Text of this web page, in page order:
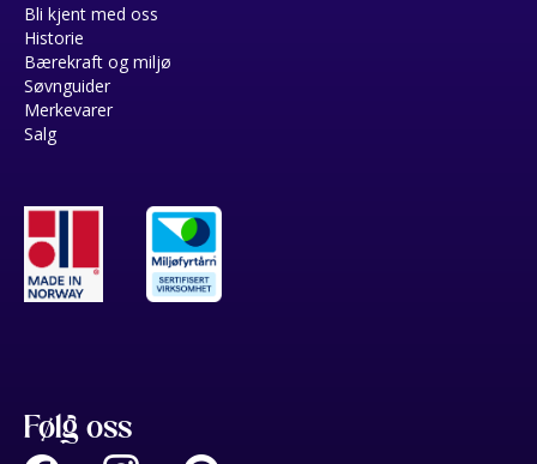
Bli kjent med oss
Historie
Bærekraft og miljø
Søvnguider
Merkevarer
Salg
Følg oss